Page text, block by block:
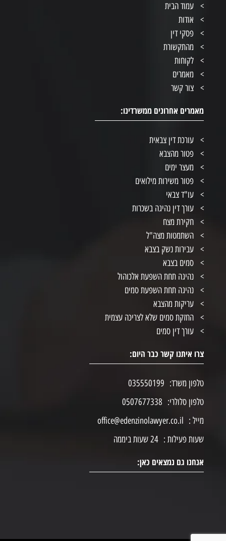
עמוד הבית
אודות
פסקי דין
מהתקשורת
לקוחות
מאמרים
צור קשר
מאמרים אחרונים ממשרדינו:
עורכת דין צבאית
פטור מהצבא
מעצר ימים
פטור משירות מילואים
עו"ד צבאי
עורך דין נהיגה בשכרות
חקירת מצח
השתמטות מצה"ל
עבירות נשק בצבא
סמים בצבא
נהיגה תחת השפעת אלכוהול
נהיגה תחת השפעת סמים
עריקות מהצבא
החזקת סמים שלא לצריכה עצמית
עורך דין סמים
צרו איתנו קשר כבר היום:
טלפון משרד: 035550199
טלפון סלולרי: 0507677338
מייל : office@edenzinolawyer.co.il
שעות פעילות : 24 שעות ביממה
אנחנו גם נמצאים כאן: